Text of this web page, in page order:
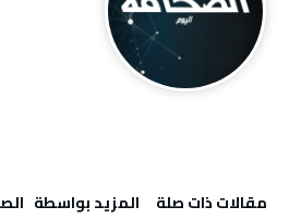
‫مقالات ذات صلة‬ ‫‫المزيد بواسطة‬ ‬ ‭ ‬الصحافة‭ ‬اليوم